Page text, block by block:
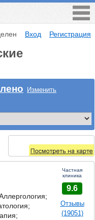
Вход Регистрация
Изменить
Частная
клиника
9.6
Отзывы
(19051)